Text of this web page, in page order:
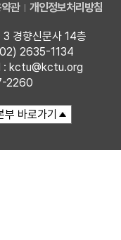
관 개인정보처리방침
경향신문사 14층
2635-1134
: kctu@kctu.org
2260